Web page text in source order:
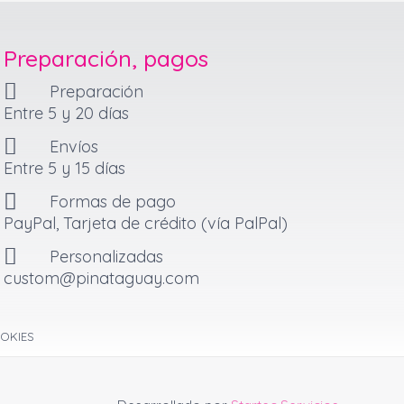
Preparación, pagos
Preparación
Entre 5 y 20 días
Envíos
Entre 5 y 15 días
Formas de pago
PayPal, Tarjeta de crédito (vía PalPal)
Personalizadas
custom@pinataguay.com